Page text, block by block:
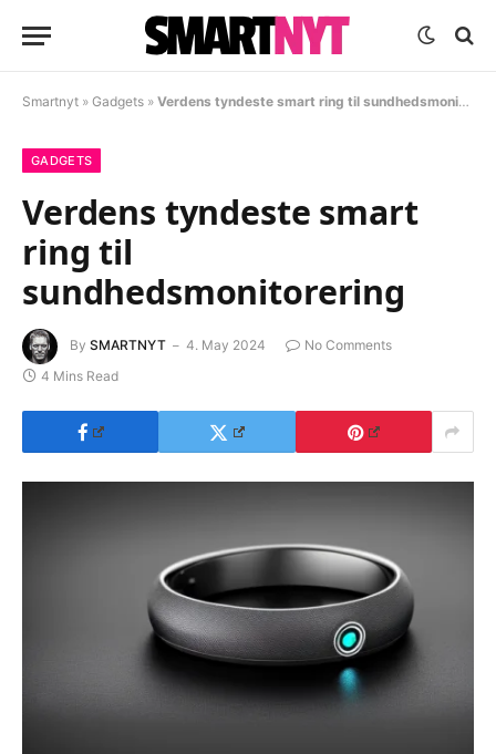
Smartnyt » Gadgets » Verdens tyndeste smart ring til sundhedsmonitorering
GADGETS
Verdens tyndeste smart
ring til
sundhedsmonitorering
By SMARTNYT 4. May 2024
No Comments
4 Mins Read